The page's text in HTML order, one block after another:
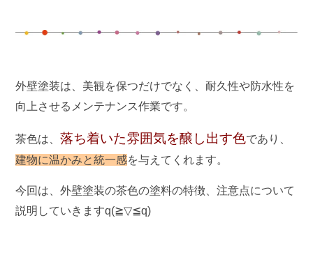
外壁塗装は、美観を保つだけでなく、耐久性や防水性を
向上させるメンテナンス作業です。
茶色は、落ち着いた雰囲気を醸し出す色であり、
建物に温かみと統一感を与えてくれます。
今回は、外壁塗装の茶色の塗料の特徴、注意点について
説明していきますq(≧▽≦q)